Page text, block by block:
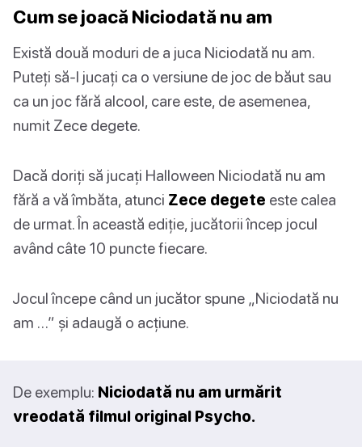
Cum se joacă Niciodată nu am
Există două moduri de a juca Niciodată nu am.
Puteți să-l jucați ca o versiune de joc de băut sau
ca un joc fără alcool, care este, de asemenea,
numit Zece degete.
Dacă doriți să jucați Halloween Niciodată nu am
fără a vă îmbăta, atunci Zece degete este calea
de urmat. În această ediție, jucătorii încep jocul
având câte 10 puncte fiecare.
Jocul începe când un jucător spune „Niciodată nu
am …” și adaugă o acțiune.
De exemplu: Niciodată nu am urmărit
vreodată filmul original Psycho.